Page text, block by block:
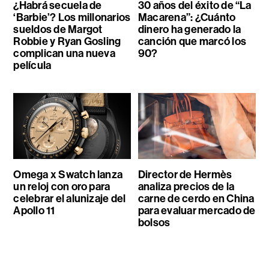
¿Habrá secuela de
‘Barbie’? Los millonarios
sueldos de Margot
Robbie y Ryan Gosling
complican una nueva
película
30 años del éxito de “La
Macarena”: ¿Cuánto
dinero ha generado la
canción que marcó los
90?
Omega x Swatch lanza
un reloj con oro para
celebrar el alunizaje del
Apollo 11
Director de Hermès
analiza precios de la
carne de cerdo en China
para evaluar mercado de
bolsos